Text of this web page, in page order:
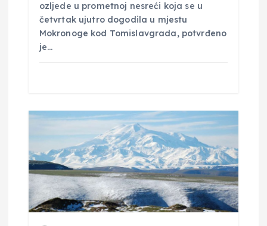
ozljede u prometnoj nesreći koja se u
četvrtak ujutro dogodila u mjestu
Mokronoge kod Tomislavgrada, potvrđeno
je…